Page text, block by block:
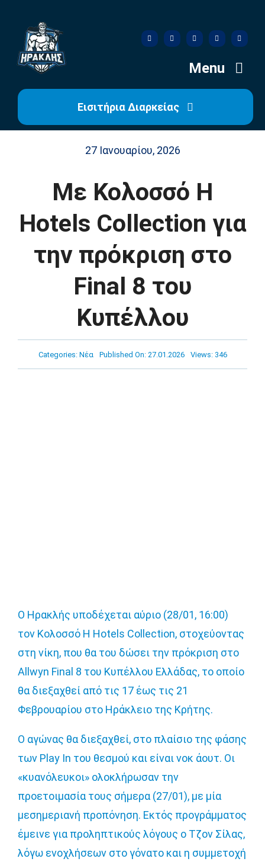
content
Menu
Αρχική
Ιστορία
Η Ομάδα
Η Διοίκηση
Πρόγραμμα
Νέα
Χορηγοί
Εισιτήρια Διαρκείας
27 Ιανουαρίου, 2026
Με Κολοσσό H
Hotels Collection για
την πρόκριση στο
Final 8 του
Κυπέλλου
Categories: Νέα Published On: 27.01.2026 Views: 346
Ο Ηρακλής υποδέχεται αύριο (28/01, 16:00)
τον Κολοσσό H Hotels Collection, στοχεύοντας
στη νίκη, που θα του δώσει την πρόκριση στο
Allwyn Final 8 του Κυπέλλου Ελλάδας, το οποίο
θα διεξαχθεί από τις 17 έως τις 21
Φεβρουαρίου στο Ηράκλειο της Κρήτης.
Ο αγώνας θα διεξαχθεί, στο πλαίσιο της φάσης
των Play In του θεσμού και είναι νοκ άουτ. Οι
«κυανόλευκοι» ολοκλήρωσαν την
προετοιμασία τους σήμερα (27/01), με μία
μεσημεριανή προπόνηση. Εκτός προγράμματος
έμεινε για προληπτικούς λόγους ο Τζον Σίλας,
λόγω ενοχλήσεων στο γόνατο και η συμμετοχή